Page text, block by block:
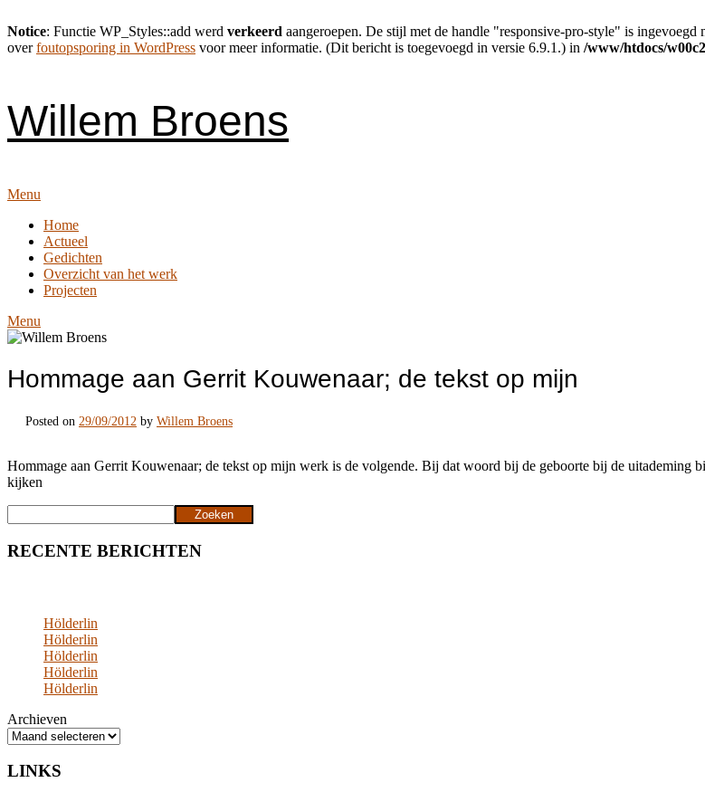
Notice: Functie WP_Styles::add werd verkeerd aangeroepen. De stijl met de handle "responsive-pro-style" is
overfoutopsporing in WordPress voor meer informatie. (Dit bericht is toegevoegd in versie 6.9.1.) in /www/htdocs/
Willem Broens
Menu
Home
Actueel
Gedichten
Overzicht van het werk
Projecten
Menu
Hommage aan Gerrit Kouwenaar; de tekst op mijn
Posted on 29/09/2012 by Willem Broens
Hommage aan Gerrit Kouwenaar; de tekst op mijn werk is de volgende. Bij dat woord bij de geboorte bij de uitademing
kijken
Zoeken
RECENTE BERICHTEN
Hölderlin
Hölderlin
Hölderlin
Hölderlin
Hölderlin
Archieven
LINKS